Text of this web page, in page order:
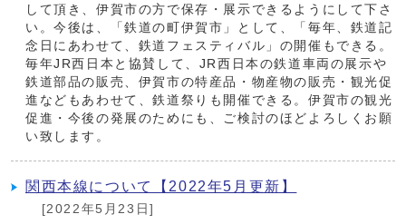
して頂き、伊賀市の方で保存・展示できるようにして下さ
い。今後は、「鉄道の町伊賀市」として、「毎年、鉄道記
念日にあわせて、鉄道フェスティバル」の開催もできる。
毎年JR西日本と協賛して、JR西日本の鉄道車両の展示や
鉄道部品の販売、伊賀市の特産品・物産物の販売・観光促
進などもあわせて、鉄道祭りも開催できる。伊賀市の観光
促進・今後の発展のためにも、ご検討のほどよろしくお願
い致します。
関西本線について【2022年5月更新】
[2022年5月23日]